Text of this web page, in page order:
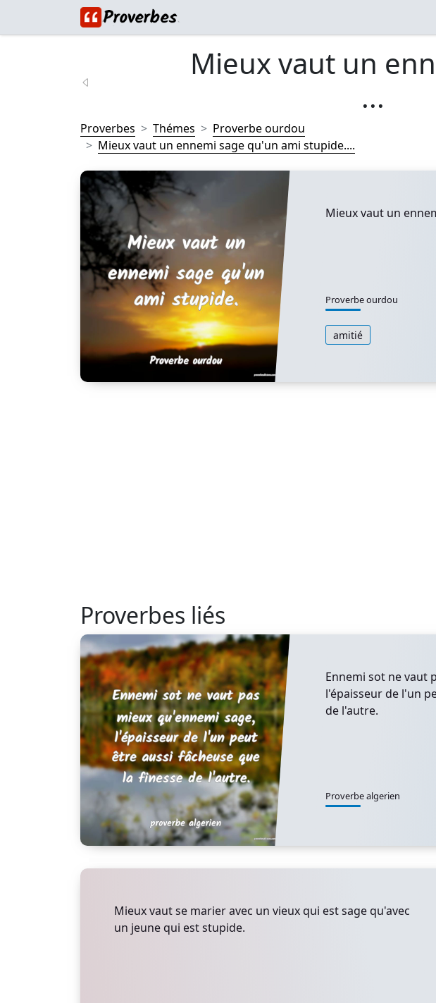
Mieux vaut un
...
Proverbes Thémes
Proverbe ourdou
Mieux vaut un ennemi sage qu'un ami stupide....
Mieux vaut un
Proverbe ourdou
amitié
Proverbes liés
Ennemi sot ne vaut
l'épaisseur de l'un
de l'autre.
Proverbe algerien
Mieux vaut se marier avec un vieux qui est sage qu'avec
un jeune qui est stupide.